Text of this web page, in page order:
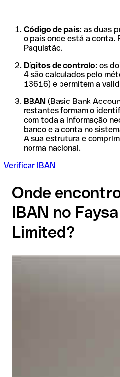
Código de país: as duas
o país onde está a conta.
Paquistão.
Dígitos de controlo: os
4 são calculados pelo
13616) e permitem a
BBAN (Basic Bank
restantes formam o
com toda a informação
banco e a conta no
A sua estrutura e
norma nacional.
Verificar IBAN
Onde
IBAN no
Limited?